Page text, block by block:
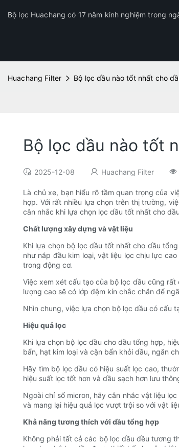
Bộ lọc Huachang có 17 năm kinh nghiệm trong
Huachang Filter Bộ lọc dầu nào tốt nhất cho
Bộ lọc dầu nào tốt
2025-12-08 Huachang Filter
Là chủ xe, bạn hiểu rõ tầm quan trọng của
hợp. Với rất nhiều lựa chọn trên thị trường,
cân nhắc khi lựa chọn lọc dầu tốt nhất cho
Chất lượng xây dựng và vật liệu
Khi lựa chọn bộ lọc dầu tốt nhất cho dầu
như nắp đầu kim loại, vật liệu lọc chịu lực
trong động cơ.
Việc xem xét cấu tạo của bộ lọc dầu cũng
lượng cao sẽ có lớp đệm kín chắc chắn để
Nhìn chung, việc lựa chọn bộ lọc dầu có cấu
Hiệu quả lọc
Khi lựa chọn bộ lọc dầu cho dầu tổng hợp,
bẩn, hạt kim loại và cặn bẩn khỏi dầu, ngăn
Hãy tìm bộ lọc dầu có hiệu suất lọc cao,
hiệu suất lọc tốt hơn và dầu sạch hơn lưu
Ngoài chỉ số micron, hãy cân nhắc vật liệu
và mang lại hiệu quả lọc vượt trội so với vật
Khả năng tương thích với dầu tổng hợp
Không phải tất cả các bộ lọc dầu đều tương